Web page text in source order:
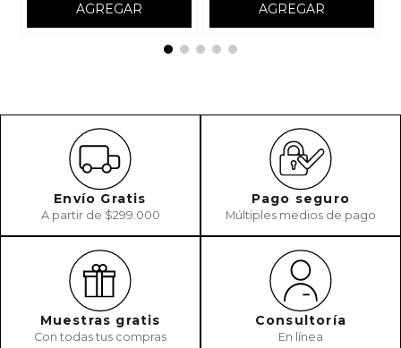
AGREGAR AGREGAR
Envío Gratis
A partir de $299.000
Pago seguro
Múltiples medios de pago
Muestras gratis
Con todas tus compras
Consultoría
En línea